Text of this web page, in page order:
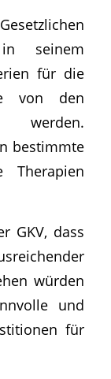
seinem
für die
von den
werden.
bestimmte
Therapien
GKV, dass
würden
und
für